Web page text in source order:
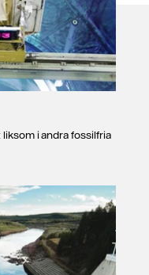
i andra fossilfria